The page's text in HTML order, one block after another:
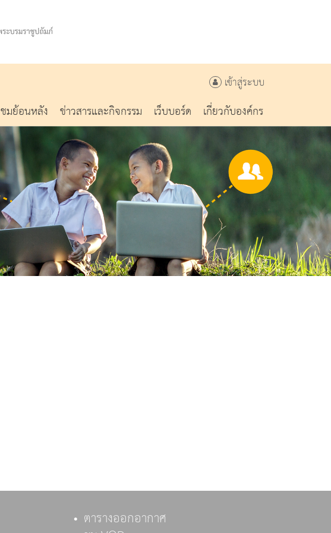
เข้าสู่ระบบ
ชมย้อนหลัง ข่าวสารและกิจกรรม เว็บบอร์ด เกี่ยวกับองค์กร
ตารางออกอากาศ